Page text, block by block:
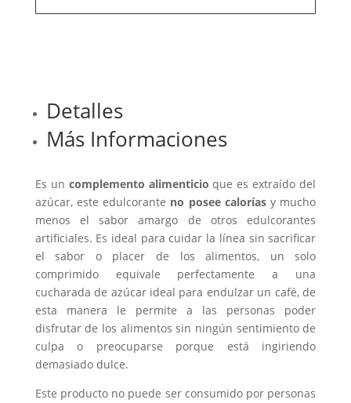
Detalles
Más Informaciones
Es un complemento alimenticioque es extraído del
azúcar, este edulcorante no posee caloríasy mucho
menos el sabor amargo de otros edulcorantes
artificiales. Es ideal para cuidar la línea sin sacrificar
el sabor o placer de los alimentos, un solo
comprimido equivale perfectamente a una
cucharada de azúcar ideal para endulzar un café, de
esta manera le permite a las personas poder
disfrutar de los alimentos sin ningún sentimiento de
culpa o preocuparse porque está ingiriendo
demasiado dulce.
Este producto no puede ser consumido por personas